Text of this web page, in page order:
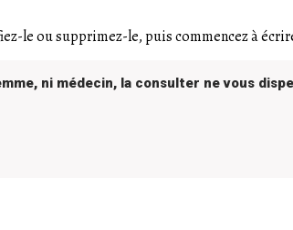
le ou supprimez-le, puis commencez à
ni médecin, la consulter ne vous